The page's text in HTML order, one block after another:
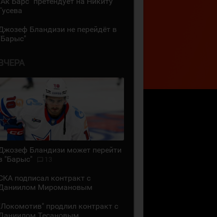
Бландизи не перейдёт в
Бландизи может перейти
"Барыс"
13
подписал контракт с
Миромановым
продлил контракт с